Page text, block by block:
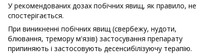
У рекомендованих дозах побічних явищ, як правило, не
спостерігається.
При виникненні побічних явищ (свербежу, нудоти,
блювання, тремору м'язів) застосування препарату
припиняють і застосовують десенсибілізуючу терапію.